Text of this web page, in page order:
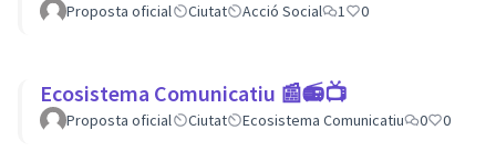
Proposta oficial Ciutat Acció Social 1 0
Ecosistema Comunicatiu 📰📻📺
Proposta oficial Ciutat Ecosistema Comunicatiu 0 0